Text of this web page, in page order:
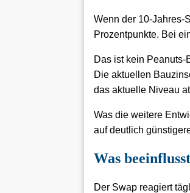
Wenn der 10-Jahres-
Prozentpunkte. Bei
Das ist kein
Die aktuellen
das aktuelle Niveau
Was die weitere
auf deutlich
Was
Der Swap reagiert